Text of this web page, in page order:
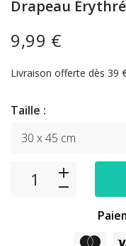
9,99 €
Drapeau
Livraison offerte dès 39
Taille :